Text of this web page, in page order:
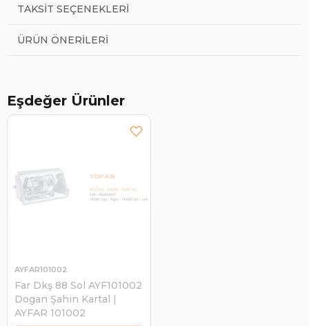
TAKSIT SEÇENEKLERI
ÜRÜN ÖNERILERI
Eşdeğer Ürünler
Far Dkş 88 Sol AYF101002
Dogan Şahin Kartal |
AYFAR 101002
AYFAR101002